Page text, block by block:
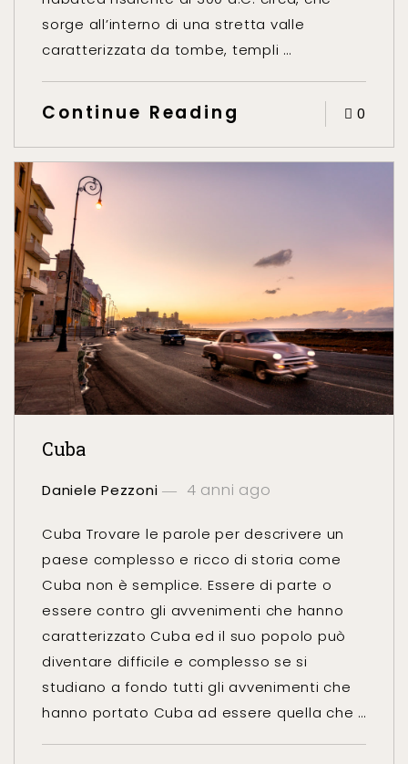
sorge all’interno di una stretta valle
caratterizzata da tombe, templi …
Continue Reading 0
Cuba
Daniele Pezzoni 4 anni ago
Cuba Trovare le parole per descrivere un
paese complesso e ricco di storia come
Cuba non è semplice. Essere di parte o
essere contro gli avvenimenti che hanno
caratterizzato Cuba ed il suo popolo può
diventare difficile e complesso se si
studiano a fondo tutti gli avvenimenti che
hanno portato Cuba ad essere quella che …